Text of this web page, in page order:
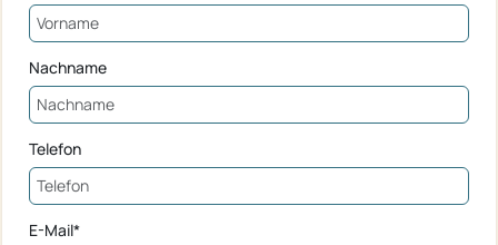
Nachname
Telefon
E-Mail*